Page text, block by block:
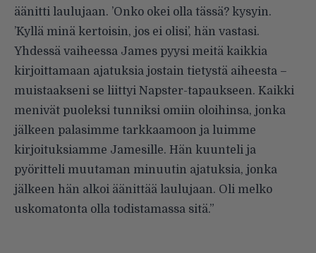
äänitti laulujaan. ’Onko okei olla tässä? kysyin.
’Kyllä minä kertoisin, jos ei olisi’, hän vastasi.
Yhdessä vaiheessa James pyysi meitä kaikkia
kirjoittamaan ajatuksia jostain tietystä aiheesta –
muistaakseni se liittyi Napster-tapaukseen. Kaikki
menivät puoleksi tunniksi omiin oloihinsa, jonka
jälkeen palasimme tarkkaamoon ja luimme
kirjoituksiamme Jamesille. Hän kuunteli ja
pyöritteli muutaman minuutin ajatuksia, jonka
jälkeen hän alkoi äänittää laulujaan. Oli melko
uskomatonta olla todistamassa sitä.”